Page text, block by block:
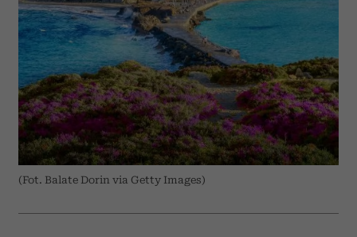
(Fot. Balate Dorin via Getty Images)